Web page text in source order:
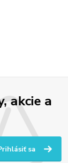
akcie a
sa